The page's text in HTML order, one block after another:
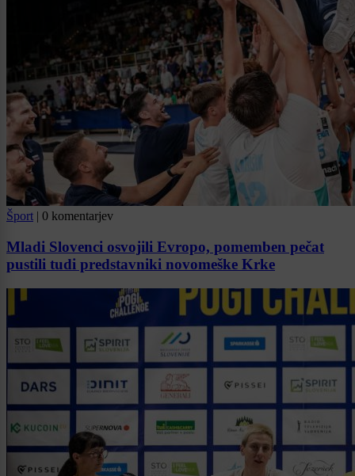
Šport 0 komentarjev
Mladi Slovenci osvojili Evropo, pomemben pečat
pustili tudi predstavniki novomeške Krke